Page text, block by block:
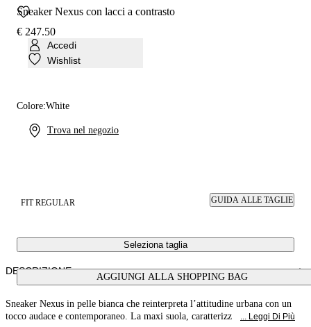
Accedi
Wishlist
Trova nel negozio
Sneaker Nexus con lacci a contrasto
€ 247.50
Colore:White
FIT REGULAR GUIDA ALLE TAGLIE
Seleziona taglia
AGGIUNGI ALLA SHOPPING BAG
DESCRIZIONE
Sneaker Nexus in pelle bianca che reinterpreta l’attitudine urbana con un
tocco audace e contemporaneo. La maxi suola, caratterizz
... Leggi Di Più